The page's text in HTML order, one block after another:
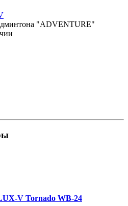
"ADVENTURE"
V Tornado WB-24